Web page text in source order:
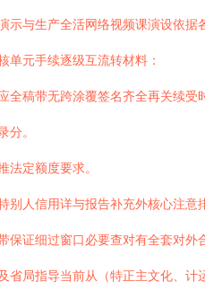
示与生产全活网络视频课演设依
单元手续逐级互流转材料：
稿带无跨涂覆签名齐全再关续
分。
法定额度要求。
别人信用详与报告补充外核心注
证细过窗口必要查对有全套对外
局指导当前从（特正主文化、计